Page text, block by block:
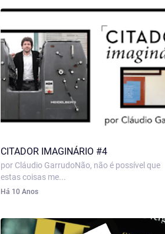
CITADOR IMAGINÁRIO #4
por Cláudio GarrudoNão, não é possível que
estas coisas me...
Há 10 Anos